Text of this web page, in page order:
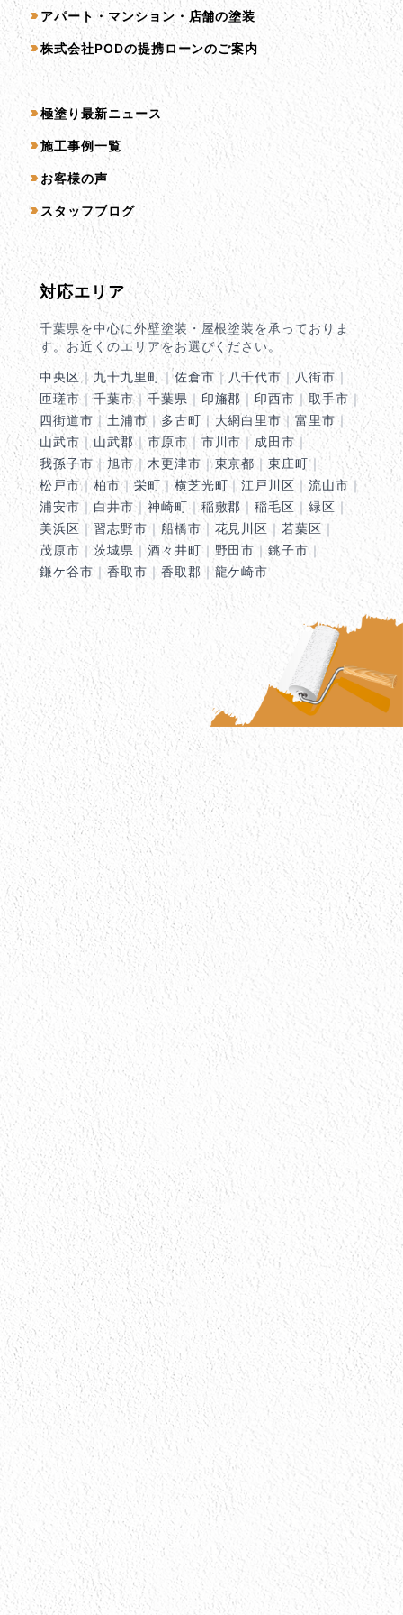
アパート・マンション・店舗の塗装
株式会社PODの提携ローンのご案内
コンテンツ一覧
極塗り最新ニュース
施工事例一覧
お客様の声
スタッフブログ
対応エリア
千葉県を中心に外壁塗装・屋根塗装を承っておりま
す。お近くのエリアをお選びください。
中央区｜九十九里町｜佐倉市｜ 八千代市 ｜八街市 ｜
匝瑳市｜千葉市｜千葉県 ｜ 印旛郡 ｜ 印西市 ｜取手市 ｜
四街道市 ｜土浦市｜多古町 ｜ 大網白里市｜富里市 ｜
山武市 ｜ 山武郡｜ 市原市 ｜ 市川市 ｜ 成田市 ｜
我孫子市 ｜旭市｜木更津市 ｜東京都 ｜東庄町｜
松戸市｜ 柏市｜栄町 ｜横芝光町｜江戸川区 ｜流山市 ｜
浦安市 ｜ 白井市｜ 神崎町 ｜ 稲敷郡 ｜稲毛区 ｜緑区 ｜
美浜区 ｜ 習志野市 ｜ 船橋市｜ 花見川区 ｜若葉区｜
茂原市 ｜茨城県 ｜ 酒々井町｜ 野田市 ｜銚子市 ｜
鎌ケ谷市 ｜ 香取市 ｜ 香取郡 ｜ 龍ケ崎市